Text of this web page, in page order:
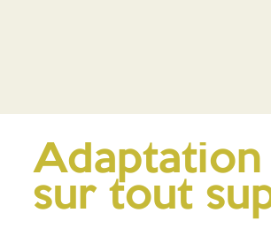
Adaptation
sur tout